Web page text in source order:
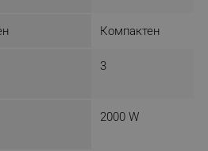
Компактен
3
2000 W
на уебсайта, като
не може да се използва
7699
.alleop.bg